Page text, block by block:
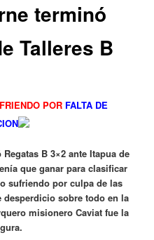
terminó
Talleres B
PORFALTA DE
B 3×2 ante Itapua de
que ganar para clasificar
sufriendo por culpa de las
sobre todo en la
misionero Caviat fue la